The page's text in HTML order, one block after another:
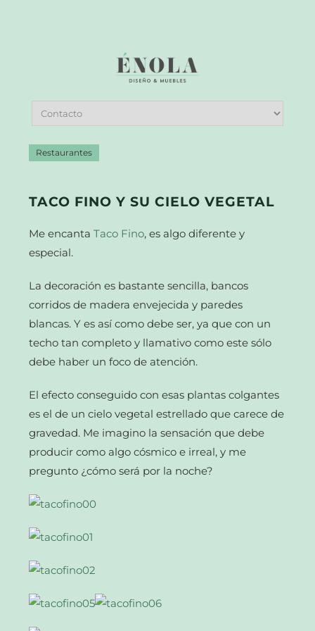
Restaurantes
TACO FINO Y SU CIELO VEGETAL
Me encantaTaco Fino, es algo diferente y
especial.
La decoración es bastante sencilla, bancos
corridos de madera envejecida y paredes
blancas. Y es así como debe ser, ya que con un
techo tan completo y llamativo como este sólo
debe haber un foco de atención.
El efecto conseguido con esas plantas colgantes
es el de un cielo vegetal estrellado que carece de
gravedad. Me imagino la sensación que debe
producir como algo cósmico e irreal, y me
pregunto ¿cómo será por la noche?